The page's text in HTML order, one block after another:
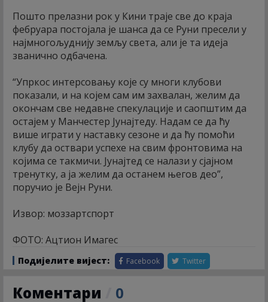
Пошто прелазни рок у Кини траје све до краја
фебруара постојала је шанса да се Руни пресели у
најмногољуднију земљу света, али је та идеја
званично одбачена.
“Упркос интерсовању које су многи клубови
показали, и на којем сам им захвалан, желим да
окончам све недавне спекулације и саопштим да
остајем у Манчестер Јунајтеду. Надам се да ћу
више играти у наставку сезоне и да ћу помоћи
клубу да оствари успехе на свим фронтовима на
којима се такмичи. Јунајтед се налази у сјајном
тренутку, а ја желим да останем његов део”,
поручио је Вејн Руни.
Извор: моззартспорт
ФОТО: Ацтион Имагес
Подијелите вијест: Facebook Twitter
Коментари 0